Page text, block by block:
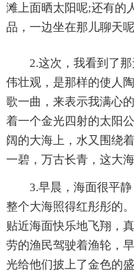
滩上面晒太阳呢;还有的
品，一边坐在那儿聊天
2.这次，我看到了
伟壮观，是那样的使人
歌一曲，来表示我满心
着一个金光四射的太阳
阔的大海上，水又围绕
一碧，万古长青，这大
3.早晨，海面很平
整个大海照得红彤彤的
贴近海面快乐地飞翔，
劳的渔民驾驶着渔轮，
光给他们披上了金色的